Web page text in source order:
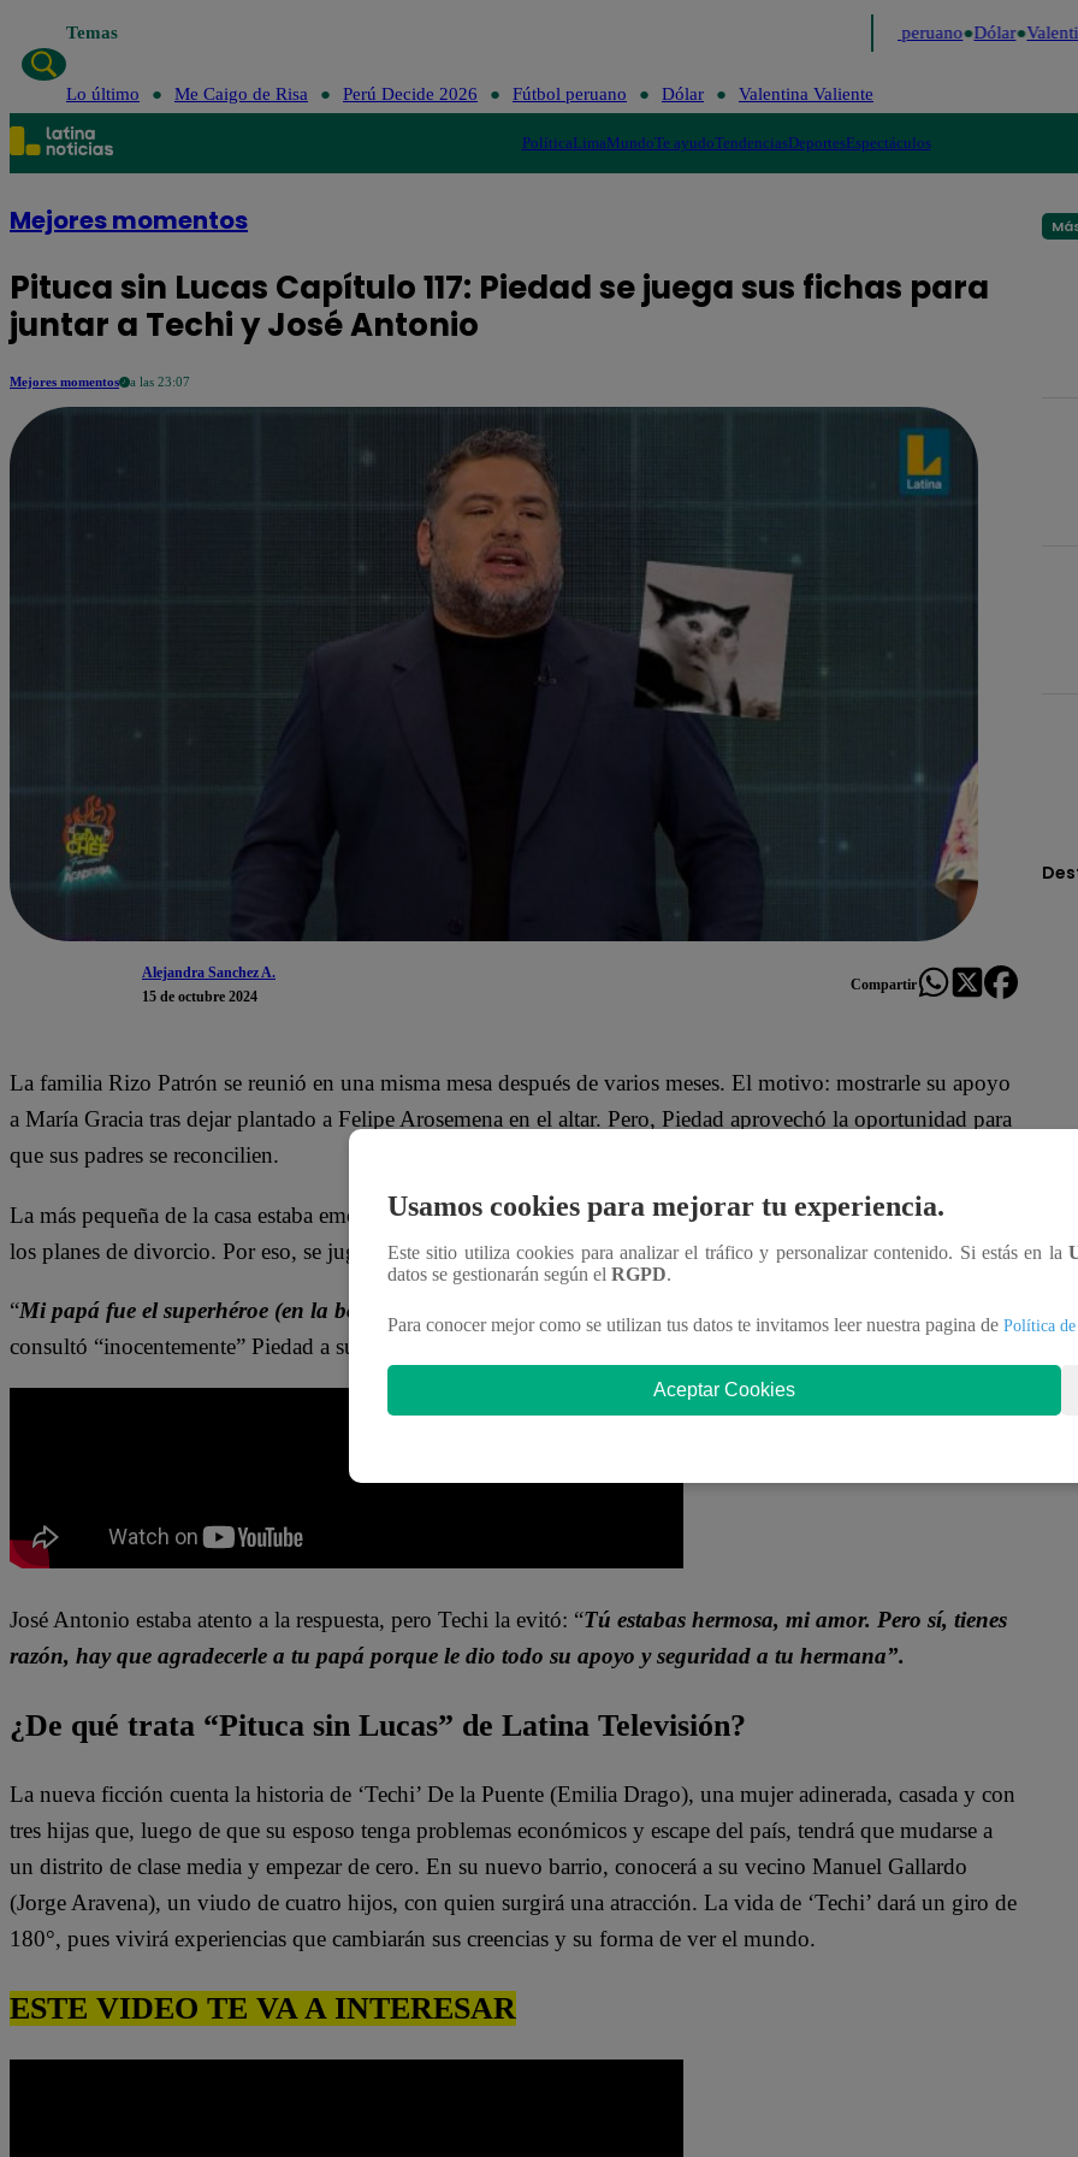
Temas Fútbol peruano Dólar
Lo último Me Caigo de Risa Perú Decide 2026 Fútbol peruano Dólar Valentina Valiente
PolíticaLimaMundoTe ayudoTendenciasDeportesEspectáculos
Mejores momentos
Pituca sin Lucas Capítulo 117: Piedad se juega sus fichas para
juntar a Techi y José Antonio
Mejores momentos a las 23:07
Alejandra Sanchez A.
15 de octubre 2024
Compartir
La familia Rizo Patrón se reunió en una misma mesa después de varios meses. El motivo: mostrarle su apoyo
a María Gracia tras dejar plantado a Felipe Arosemena en el altar. Pero, Piedad aprovechó la oportunidad para
que sus padres se reconcilien.
La más pequeña de la casa estaba emocionada por tener a Techi y José Antonio juntos, a pesar de conocer de
los planes de divorcio. Por eso, se jugó sus últimas fichas para tener a su familia de regreso.
“Mi papá fue el superhéroe (en la boda de Gracia). Además, se veía tan guapo, ¿si o no mamá?
consultó “inocentemente” Piedad a su madre.
José Antonio estaba atento a la respuesta, pero Techi la evitó: “Tú estabas hermosa, mi amor. Pero sí, tienes
razón, hay que agradecerle a tu papá porque le dio todo su apoyo y seguridad a tu hermana”.
¿De qué trata “Pituca sin Lucas” de Latina Televisión?
La nueva ficción cuenta la historia de ‘Techi’ De la Puente (Emilia Drago), una mujer adinerada, casada y con
tres hijas que, luego de que su esposo tenga problemas económicos y escape del país, tendrá que mudarse a
un distrito de clase media y empezar de cero. En su nuevo barrio, conocerá a su vecino Manuel Gallardo
(Jorge Aravena), un viudo de cuatro hijos, con quien surgirá una atracción. La vida de ‘Techi’ dará un giro de
180°, pues vivirá experiencias que cambiarán sus creencias y su forma de ver el mundo.
ESTE VIDEO TE VA A INTERESAR
Usamos cookies para mejorar tu experiencia.
Este sitio utiliza cookies para analizar el tráfico y personalizar contenido. Si estás en la
datos se gestionarán según el RGPD.
Para conocer mejor como se utilizan tus datos te invitamos leer nuestra pagina de Política
Aceptar Cookies